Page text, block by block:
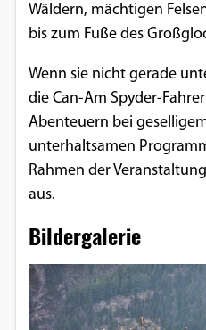
Wäldern, mächtigen
bis zum Fuße des
Wenn sie nicht gerade
die Can-Am Spyder-
Abenteuern bei
unterhaltsamen
Rahmen der
aus.
Bildergalerie
Google